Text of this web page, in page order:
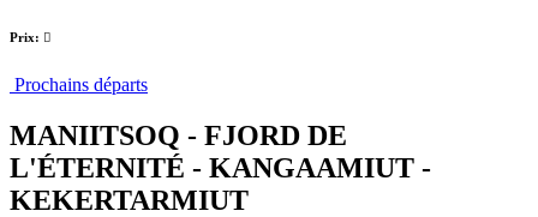
Prix:
Prochains départs
MANIITSOQ - FJORD DE
L'ÉTERNITÉ - KANGAAMIUT -
KEKERTARMIUT